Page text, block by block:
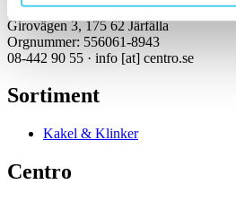
Centro Kakel & Klinker AB
Girovägen 3, 175 62 Järfälla
Orgnummer: 556061-8943
08-442 90 55 · info [at] centro.se
Sortiment
Kakel & Klinker
Centro